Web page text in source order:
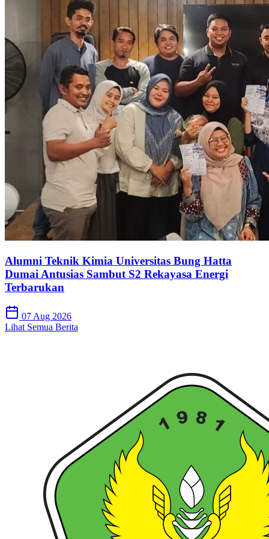
Alumni Teknik Kimia Universitas Bung Hatta
Dumai Antusias Sambut S2 Rekayasa Energi
Terbarukan
07 Aug 2026
Lihat Semua Berita